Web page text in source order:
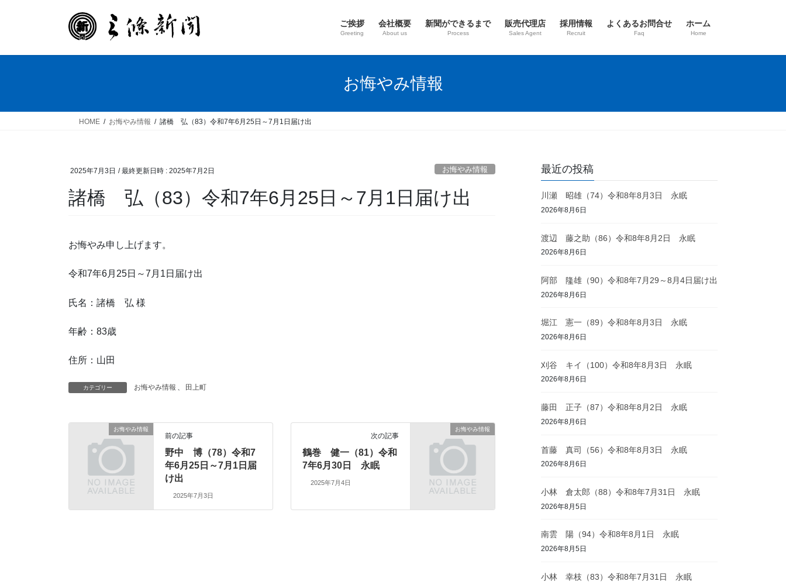
ご挨拶
Greeting
会社概要
About us
新聞ができるまで
Process
販売代理店
Sales Agent
採用情報
Recruit
よくあるお問合せ
Faq
ホーム
Home
お悔やみ情報
HOME お悔やみ情報 諸橋 弘（83）令和7年6月25日～7月1日届け出
2025年7月3日 / 最終更新日時 : 2025年7月2日 お悔やみ情報
諸橋 弘（83）令和7年6月25日～7月1日届け出
お悔やみ申し上げます。
令和7年6月25日～7月1日届け出
氏名：諸橋 弘 様
年齢：83歳
住所：山田
カテゴリー お悔やみ情報 、 田上町
お悔やみ情報
前の記事
野中 博（78）令和7
年6月25日～7月1日届
け出
2025年7月3日
お悔やみ情報
次の記事
鶴巻 健一（81）令和
7年6月30日 永眠
2025年7月4日
最近の投稿
川瀬 昭雄（74）令和8年8月3日 永眠
2026年8月6日
渡辺 藤之助（86）令和8年8月2日 永眠
2026年8月6日
阿部 隆雄（90）令和8年7月29～8月4日届け出
2026年8月6日
堀江 憲一（89）令和8年8月3日 永眠
2026年8月6日
刈谷 キイ（100）令和8年8月3日 永眠
2026年8月6日
藤田 正子（87）令和8年8月2日 永眠
2026年8月6日
首藤 真司（56）令和8年8月3日 永眠
2026年8月6日
小林 倉太郎（88）令和8年7月31日 永眠
2026年8月5日
南雲 陽（94）令和8年8月1日 永眠
2026年8月5日
小林 幸枝（83）令和8年7月31日 永眠